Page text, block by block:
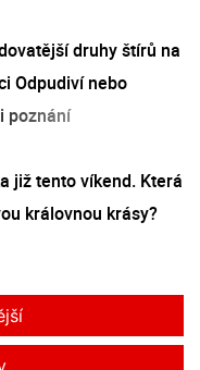
druhy štírů na
Odpudiví nebo
poznání
již tento víkend. Která
královnou krásy?